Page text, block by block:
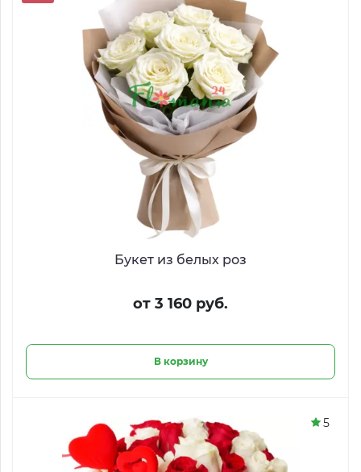
Букет из белых роз
от 3 160 руб.
В корзину
5